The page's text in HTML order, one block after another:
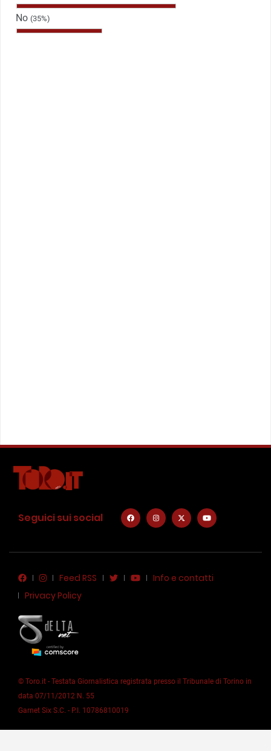
No (35%)
Seguici sui social
Feed RSS
Info e contatti
Privacy Policy
© Toro.it - Testata Giornalistica registrata presso il Tribunale di Torino in
data 07/11/2012 N. 55
Garnet Six S.C. - P.I. 10786810019